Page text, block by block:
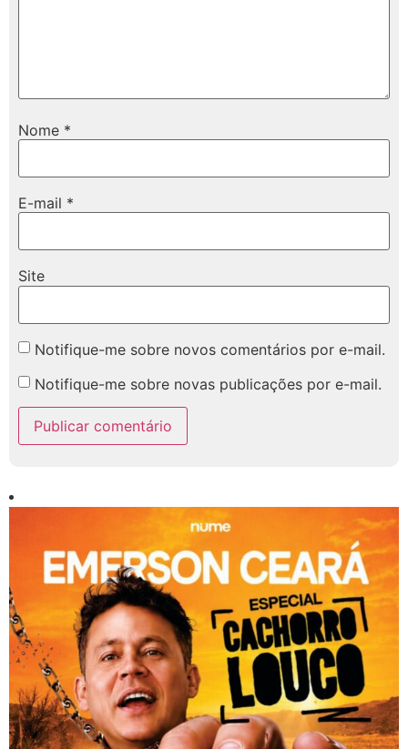
Nome *
E-mail *
Site
Notifique-me sobre novos comentários por e-mail.
Notifique-me sobre novas publicações por e-mail.